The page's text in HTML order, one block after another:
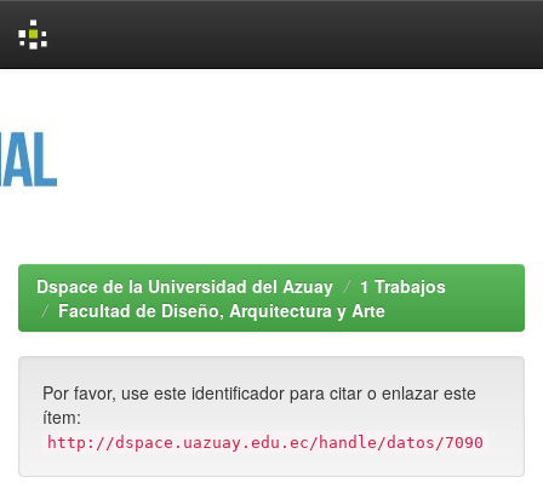
Dspace de la Universidad del Azuay
1 Trabajos
Facultad de Diseño, Arquitectura y Arte
Por favor, use este identificador para citar o enlazar este
ítem:
http://dspace.uazuay.edu.ec/handle/datos/7090